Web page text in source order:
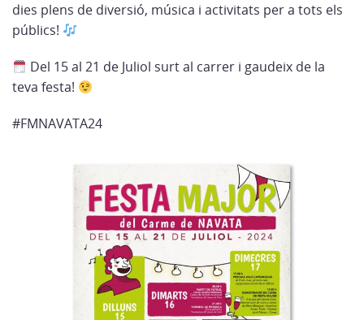
dies plens de diversió, música i activitats per a tots els
públics!
Del 15 al 21 de Juliol surt al carrer i gaudeix de la
teva festa!
#FMNAVATA24